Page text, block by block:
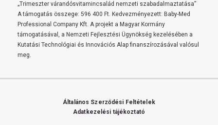
„Trimeszter várandósvitamincsalád nemzeti szabadalmaztatása”
A támogatás összege: 596 400 Ft. Kedvezményezett: Baby-Med
Professional Company Kft. A projekt a Magyar Kormány
támogatásával, a Nemzeti Fejlesztési Ügynökség kezelésében a
Kutatási Technológiai és Innovációs Alap finanszírozásával valósul
meg.
Általános Szerződési Feltételek
Adatkezelési tájékoztató